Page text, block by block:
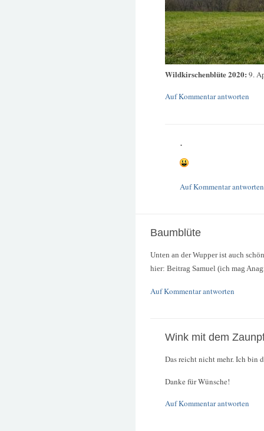
Wildkirschenblüte 2020: 9.
Auf Kommentar antworten
.
Auf Kommentar antworten
Baumblüte
Unten an der Wupper ist auch
hier: Beitrag Samuel (ich mag
Auf Kommentar antworten
Wink mit dem
Das reicht nicht mehr. Ich bin
Danke für Wünsche!
Auf Kommentar antworten